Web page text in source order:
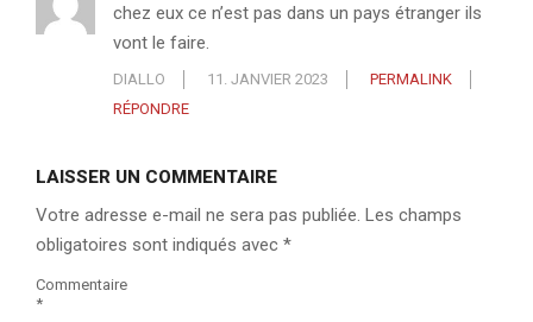
chez eux ce n’est pas dans un pays étranger ils
vont le faire.
DIALLO 11. JANVIER 2023
PERMALINK
RÉPONDRE
LAISSER UN COMMENTAIRE
Votre adresse e-mail ne sera pas publiée. Les champs
obligatoires sont indiqués avec *
Commentaire
*